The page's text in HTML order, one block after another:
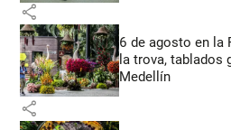
share
6 de agosto en la
la trova, tablados
Medellín
share